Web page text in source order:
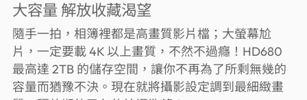
大容量 解放收藏渴望
隨手一拍，相簿裡都是高畫質影片檔；大螢幕尬
片，一定要載 4K 以上畫質，不然不過癮！HD680
最高達 2TB 的儲存空間，讓你不再為了所剩無幾的
容量而猶豫不決。現在就將攝影設定調到最細緻畫